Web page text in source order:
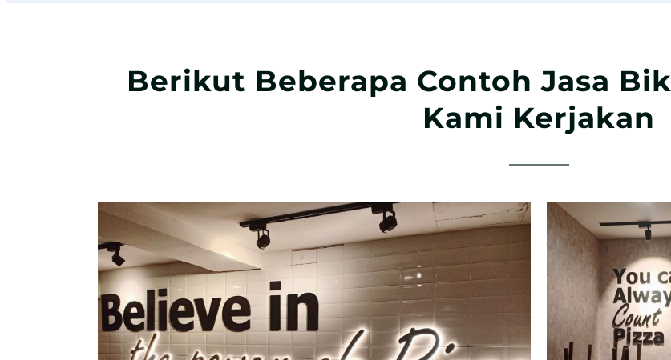
Berikut Beberapa Contoh Jasa
Kami Kerjakan